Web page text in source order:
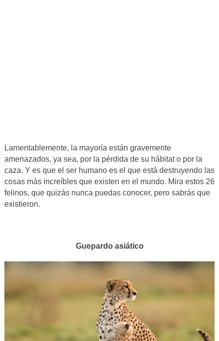
Lamentablemente, la mayoría están gravemente
amenazados, ya sea, por la pérdida de su hábitat o por la
caza. Y es que el ser humano es el que está destruyendo las
cosas más increíbles que existen en el mundo. Mira estos 26
felinos, que quizás nunca puedas conocer, pero sabrás que
existieron.
Guepardo asiático